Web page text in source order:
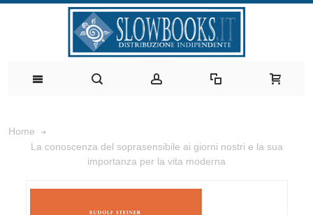
Home
La conoscenza del soprasensibile ai giorni nostri e la sua
importanza per la vita moderna